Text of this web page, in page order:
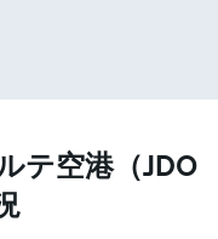
テ空港​（JDO​